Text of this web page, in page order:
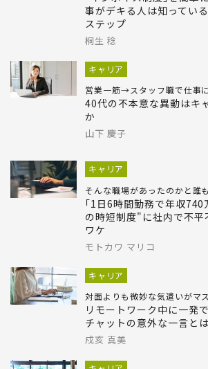
事がデキる人は知ってい
ステップ
桐生 稔
キャリア
営業一筋→スタッフ職で仕事
40代の不本意な異動はキ
か
山下 慶子
キャリア
そんな職場があったのかと誰
｢1日6時間勤務で年収
の時短制度"に社内で不平
ワケ
モトカワ マリコ
キャリア
対面よりも微妙な気遣いがマ
リモートワーク中に一発
チャットの意外な一言とは
戍亥 真美